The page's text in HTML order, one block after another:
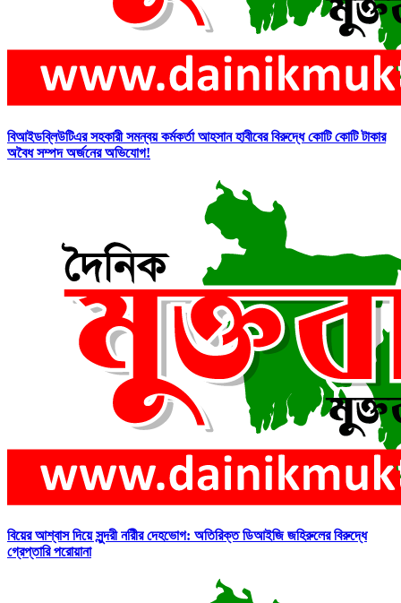
বিআইডব্লিউটিএর সহকারী সমন্বয় কর্মকর্তা আহসান হাবীবের বিরুদ্ধে কোটি কোটি টাকার
অবৈধ সম্পদ অর্জনের অভিযোগ!
বিয়ের আশ্বাস দিয়ে সুন্দরী নরিীর দেহভোগ: অতিরিক্ত ডিআইজি জহিরুলের বিরুদ্ধে
গ্রেপ্তারি পরোয়ানা